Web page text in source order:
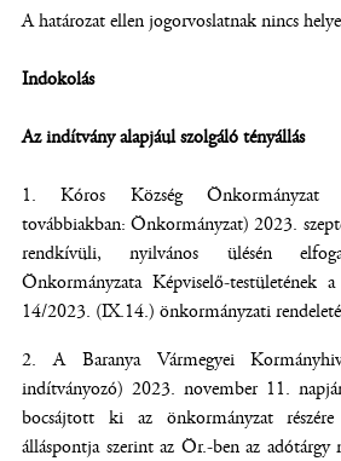
A határozat ellen jogorvoslatnak nincs
Indokolás
Az indítvány alapjául szolgáló tényállás
Kóros Község Önkormányzat
továbbiakban: Önkormányzat) 2023.
rendkívüli, nyilvános ülésén
Önkormányzata Képviselő-testületének
14/2023. (IX.14.) önkormányzati
A Baranya Vármegyei
indítványozó) 2023. november 11.
bocsájtott ki az önkormányzat
álláspontja szerint az Ör.-ben az adótárgy